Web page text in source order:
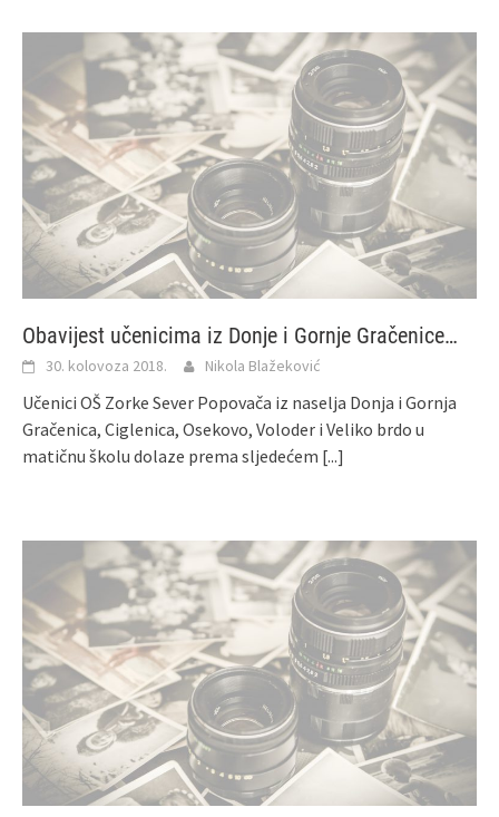
Obavijest učenicima iz Donje i Gornje Gračenice…
30. kolovoza 2018. Nikola Blažeković
Učenici OŠ Zorke Sever Popovača iz naselja Donja i Gornja
Gračenica, Ciglenica, Osekovo, Voloder i Veliko brdo u
matičnu školu dolaze prema sljedećem [...]